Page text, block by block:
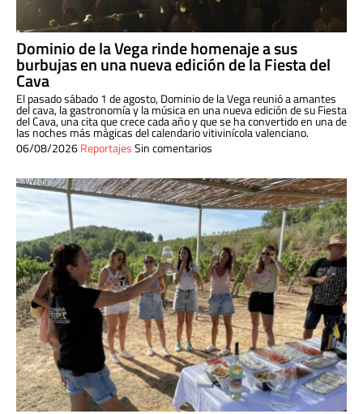
Dominio de la Vega rinde homenaje a sus
burbujas en una nueva edición de la Fiesta del
Cava
El pasado sábado 1 de agosto, Dominio de la Vega reunió a amantes
del cava, la gastronomía y la música en una nueva edición de su Fiesta
del Cava, una cita que crece cada año y que se ha convertido en una de
las noches más mágicas del calendario vitivinícola valenciano.
06/08/2026ReportajesSin comentarios